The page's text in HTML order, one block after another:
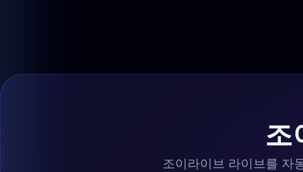
조
조이라이브 라이브를 자